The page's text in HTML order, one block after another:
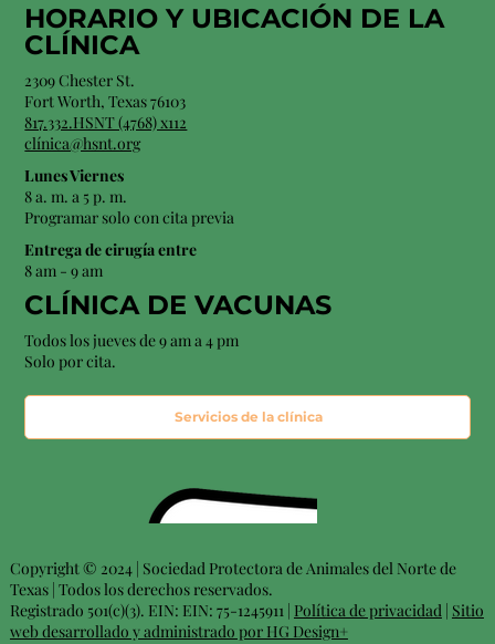
HORARIO Y UBICACIÓN DE LA
CLÍNICA
2309 Chester St.
Fort Worth, Texas 76103
817.332.HSNT (4768) x112
clínica@hsnt.org
Lunes Viernes
8 a. m. a 5 p. m.
Programar solo con cita previa
Entrega de cirugía entre
8 am - 9 am
CLÍNICA DE VACUNAS
Todos los jueves de 9 am a 4 pm
Solo por cita.
Servicios de la clínica
Copyright © 2024 | Sociedad Protectora de Animales del Norte de
Texas | Todos los derechos reservados.
Registrado 501(c)(3). EIN: EIN: 75-1245911 | Política de privacidad| Sitio
web desarrollado y administrado por HG Design+